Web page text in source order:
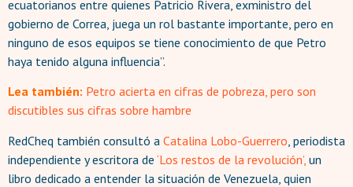
ecuatorianos entre quienes Patricio Rivera, exministro del
gobierno de Correa, juega un rol bastante importante, pero en
ninguno de esos equipos se tiene conocimiento de que Petro
haya tenido alguna influencia”.
Lea también: Petro acierta en cifras de pobreza, pero son
discutibles sus cifras sobre hambre
RedCheq también consultó a Catalina Lobo-Guerrero , periodista
independiente y escritora de ‘Los restos de la revolución’, un
libro dedicado a entender la situación de Venezuela, quien